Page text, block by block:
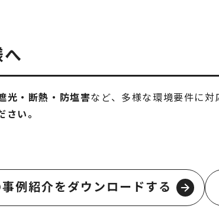
光・断熱・防塩害など、多様な環境要件に
い。
例紹介をダウンロードする